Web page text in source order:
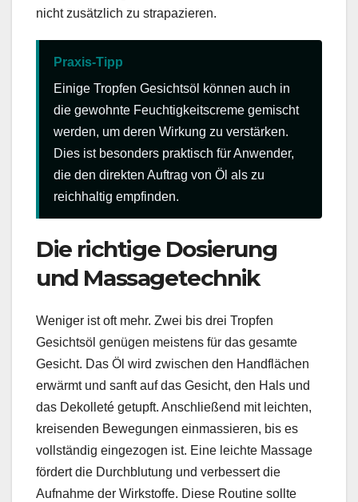
nicht zusätzlich zu strapazieren.
Praxis-Tipp
Einige Tropfen Gesichtsöl können auch in
die gewohnte Feuchtigkeitscreme gemischt
werden, um deren Wirkung zu verstärken.
Dies ist besonders praktisch für Anwender,
die den direkten Auftrag von Öl als zu
reichhaltig empfinden.
Die richtige Dosierung
und Massagetechnik
Weniger ist oft mehr. Zwei bis drei Tropfen
Gesichtsöl genügen meistens für das gesamte
Gesicht. Das Öl wird zwischen den Handflächen
erwärmt und sanft auf das Gesicht, den Hals und
das Dekolleté getupft. Anschließend mit leichten,
kreisenden Bewegungen einmassieren, bis es
vollständig eingezogen ist. Eine leichte Massage
fördert die Durchblutung und verbessert die
Aufnahme der Wirkstoffe. Diese Routine sollte